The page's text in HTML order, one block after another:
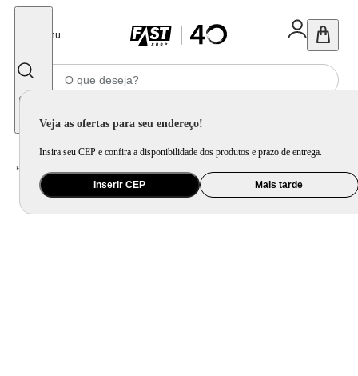
Menu
Veja as ofertas para seu endereço!
Insira seu CEP e confira a disponibilidade dos produtos e prazo de entrega.
Inserir CEP Mais tarde
Home